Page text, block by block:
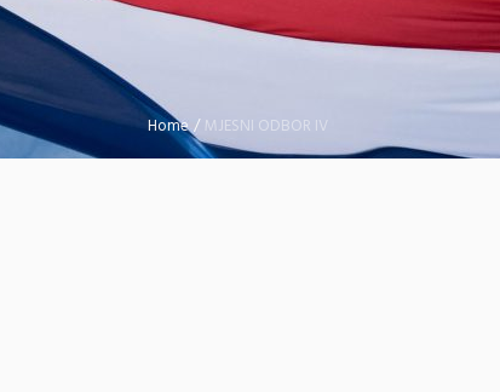
Home/MJESNI ODBOR IV